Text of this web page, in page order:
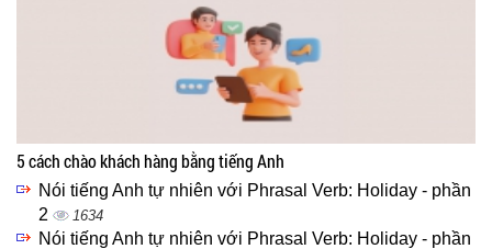
5 cách chào khách hàng bằng tiếng Anh
Nói tiếng Anh tự nhiên với Phrasal Verb: Holiday - phần
2
1634
Nói tiếng Anh tự nhiên với Phrasal Verb: Holiday - phần